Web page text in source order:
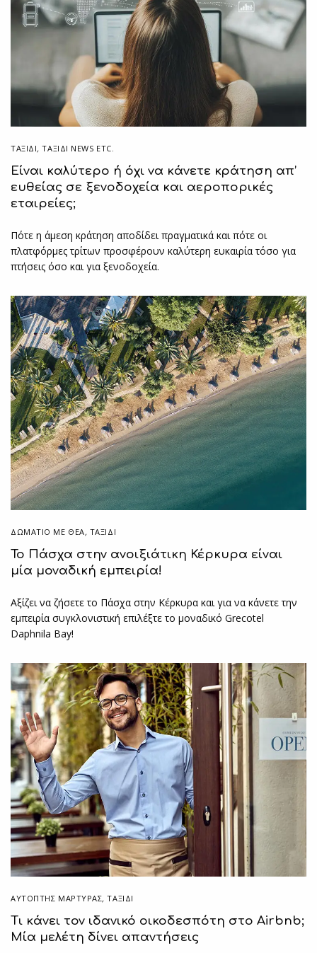
ΤΑΞΙΔΙ,ΤΑΞΊΔΙ NEWS ETC.
Είναι καλύτερο ή όχι να κάνετε κράτηση απ’
ευθείας σε ξενοδοχεία και αεροπορικές
εταιρείες;
Πότε η άμεση κράτηση αποδίδει πραγματικά και πότε οι
πλατφόρμες τρίτων προσφέρουν καλύτερη ευκαιρία τόσο για
πτήσεις όσο και για ξενοδοχεία.
ΔΩΜΆΤΙΟ ΜΕ ΘΈΑ, ΤΑΞΙΔΙ
Το Πάσχα στην ανοιξιάτικη Κέρκυρα είναι
μία μοναδική εμπειρία!
Αξίζει να ζήσετε το Πάσχα στην Κέρκυρα και για να κάνετε την
εμπειρία συγκλονιστική επιλέξτε το μοναδικό Grecotel
Daphnila Bay!
ΑΥΤΌΠΤΗΣ ΜΆΡΤΥΡΑΣ,ΤΑΞΙΔΙ
Τι κάνει τον ιδανικό οικοδεσπότη στο Airbnb;
Mία μελέτη δίνει απαντήσεις